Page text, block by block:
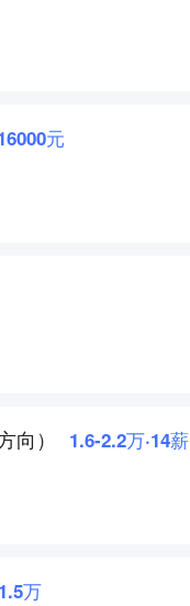
元
向） 1.6-2.2万·14薪
万